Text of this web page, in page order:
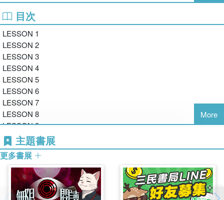
Phyllis Haddox
世界知名的教學專家，能以高度的同理心及教學專業協助學生
（從學前到大學）、教師、教育行政人員，以及家長。她主講
的閱讀補救、閱讀理解、拼字、數學及行為管理之工作坊廣受
歡迎，曾幫助過數千位教師運用直接教學的原理增進教學的成
效。
Elaine Bruner
和Siegfried Engelmann共同發展了DISTAR的閱讀課程，是以
直接教學法進行師資培訓的先驅，目前任職於伊利諾大學，長
年從事直接教學法電腦應用的相關研發工作。
譯者簡介
曾世杰
台灣花蓮人，國立台東大學特殊教育學系教授，現任國家教育
研究院學術副院長。多年來的研究以心理語言學、閱讀歷程、
閱讀障礙及讀寫補救教學為主，夢想是找到更好的教學方法，
幫助每一個老師及孩子，有成功的教與學經驗。
目次
LESSON 1
LESSON 2
LESSON 3
LESSON 4
LESSON 5
LESSON 6
LESSON 7
LESSON 8
LESSON 9
LESSON 10
LESSON 11
LESSON 12
LESSON 13
LESSON 14
LESSON 15
More
主題書展
更多書展